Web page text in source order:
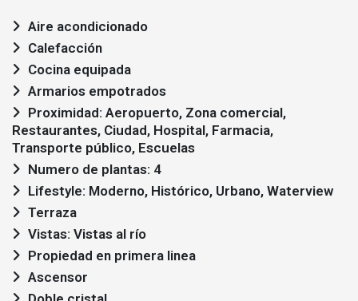
Aire acondicionado
Calefacción
Cocina equipada
Armarios empotrados
Restaurantes, Ciudad, Hospital, Farmacia,
Transporte público, Escuelas
Numero de plantas: 4
Lifestyle: Moderno, Histórico, Urbano, Waterview
Terraza
Vistas: Vistas al río
Propiedad en primera linea
Ascensor